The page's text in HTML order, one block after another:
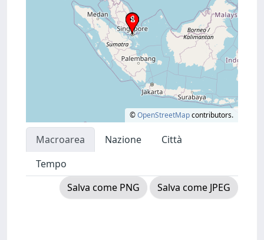
©OpenStreetMapcontributors.
Macroarea Nazione
Città
Tempo
Salva come PNG
Salva come JPEG